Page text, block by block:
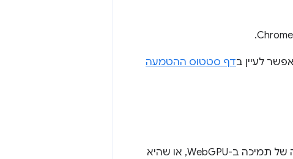
דף סטטוס ההטמעה
בספריות רבות של WebGL שנמצאות בשימוש נרחב כבר מתבצעת הטמעה של תמיכה ב-WebGPU, או שהיא